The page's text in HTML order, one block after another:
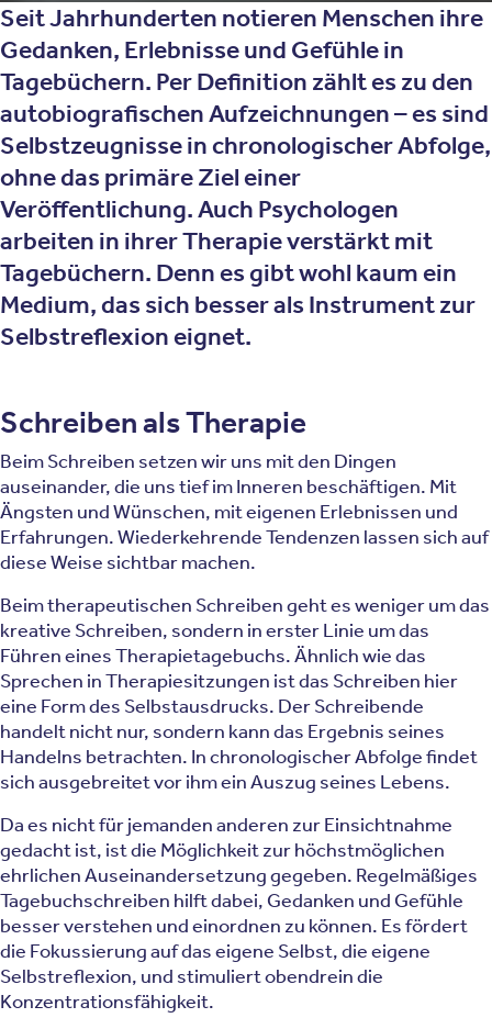
Seit Jahrhunderten notieren Menschen ihre
Gedanken, Erlebnisse und Gefühle in
Tagebüchern. Per Definition zählt es zu den
autobiografischen Aufzeichnungen – es sind
Selbstzeugnisse in chronologischer Abfolge,
ohne das primäre Ziel einer
Veröffentlichung. Auch Psychologen
arbeiten in ihrer Therapie verstärkt mit
Tagebüchern. Denn es gibt wohl kaum ein
Medium, das sich besser als Instrument zur
Selbstreflexion eignet.
Schreiben als Therapie
Beim Schreiben setzen wir uns mit den Dingen
auseinander, die uns tief im Inneren beschäftigen. Mit
Ängsten und Wünschen, mit eigenen Erlebnissen und
Erfahrungen. Wiederkehrende Tendenzen lassen sich auf
diese Weise sichtbar machen.
Beim therapeutischen Schreiben geht es weniger um das
kreative Schreiben, sondern in erster Linie um das
Führen eines Therapietagebuchs. Ähnlich wie das
Sprechen in Therapiesitzungen ist das Schreiben hier
eine Form des Selbstausdrucks. Der Schreibende
handelt nicht nur, sondern kann das Ergebnis seines
Handelns betrachten. In chronologischer Abfolge findet
sich ausgebreitet vor ihm ein Auszug seines Lebens.
Da es nicht für jemanden anderen zur Einsichtnahme
gedacht ist, ist die Möglichkeit zur höchstmöglichen
ehrlichen Auseinandersetzung gegeben. Regelmäßiges
Tagebuchschreiben hilft dabei, Gedanken und Gefühle
besser verstehen und einordnen zu können. Es fördert
die Fokussierung auf das eigene Selbst, die eigene
Selbstreflexion, und stimuliert obendrein die
Konzentrationsfähigkeit.